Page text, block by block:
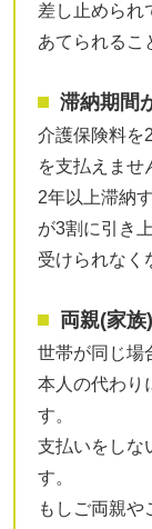
差し止められ
あてられるこ
滞納期間
介護保険料を
を支払えませ
2年以上滞納
が3割に引き
受けられなく
両親(家
世帯が同じ場
本人の代わり
す。
支払いをしな
す。
もしご両親や